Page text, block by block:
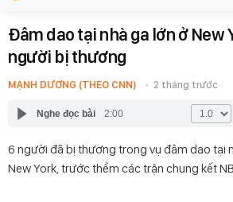
Đâm dao tại nhà ga lớn ở New
người bị thương
MẠNH DƯƠNG (THEO CNN) 2 tháng trước
Nghe đọc bài 2:00
6 người đã bị thương trong vụ đâm dao tại
New York, trước thềm các trận chung kết